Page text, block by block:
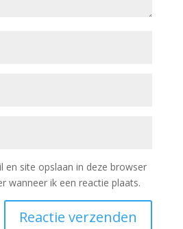
en site opslaan in deze browser
wanneer ik een reactie plaats.